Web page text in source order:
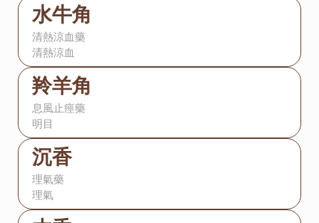
水牛角
清熱涼血藥
清熱涼血
羚羊角
息風止痙藥
明目
沉香
理氣藥
理氣